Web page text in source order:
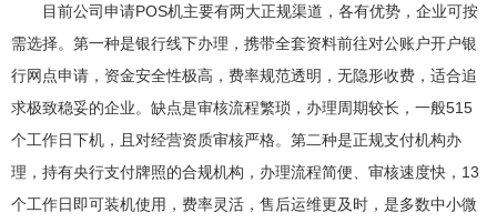
目前公司申请POS机主要有两大正规渠道，各有优势，企业可按
需选择。第一种是银行线下办理，携带全套资料前往对公账户开户银
行网点申请，资金安全性极高，费率规范透明，无隐形收费，适合追
求极致稳妥的企业。缺点是审核流程繁琐，办理周期较长，一般515
个工作日下机，且对经营资质审核严格。第二种是正规支付机构办
理，持有央行支付牌照的合规机构，办理流程简便、审核速度快，13
个工作日即可装机使用，费率灵活，售后运维更及时，是多数中小微